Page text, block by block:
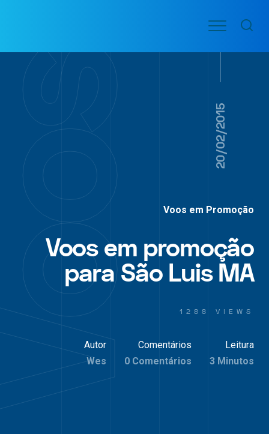
conteúdo
VOO
AÉREAS
Menu
20/02/2015
Voos em Promoção
Voos em promoção
para São Luis MA
1288 VIEWS
Autor
Wes
Comentários
0 Comentários
Leitura
3 Minutos